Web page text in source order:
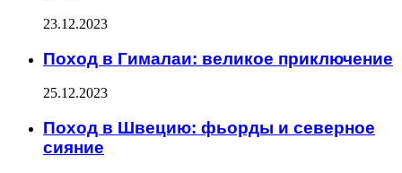
23.12.2023
Поход в Гималаи: великое приключение
25.12.2023
Поход в Швецию: фьорды и северное
сияние